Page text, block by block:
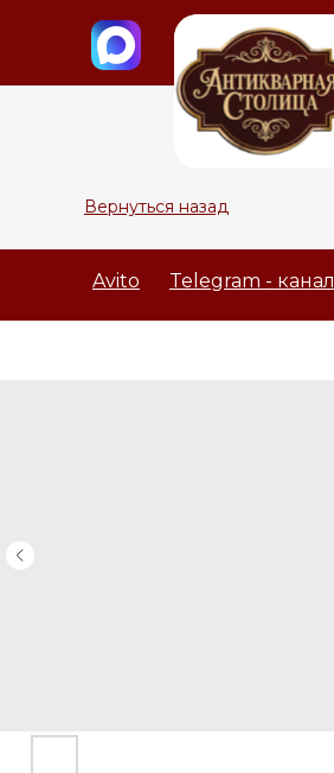
Вернуться назад
Avito Telegram - канал